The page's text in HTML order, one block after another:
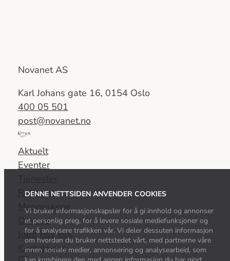
DENNE NETTSIDEN ANVENDER COOKIES
Vi bruker informasjonskapsler for å gi innhold og annonser
et personlig preg, for å levere sosiale mediefunksjoner og
for å analysere trafikken vår. Vi deler dessuten informasjon
om hvordan du bruker nettstedet vårt, med partnerne våre
innen sosiale medier, annonsering og analysearbeid, som
Novanet AS
Karl Johans gate 16, 0154 Oslo
400 05 501
post@novanet.no
Del
av
Nova
Group
Aktuelt
Eventer
Referanser
Menneskene
Om oss
Jobb hos oss
Kontakt oss